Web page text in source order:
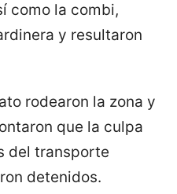
como la combi,
y resultaron
rodearon la zona y
que la culpa
del transporte
detenidos.